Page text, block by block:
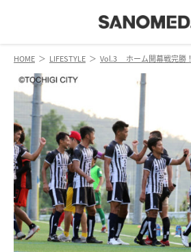
HOME ＞ LIFESTYLE ＞ Vol.3 ホーム開幕戦完勝！